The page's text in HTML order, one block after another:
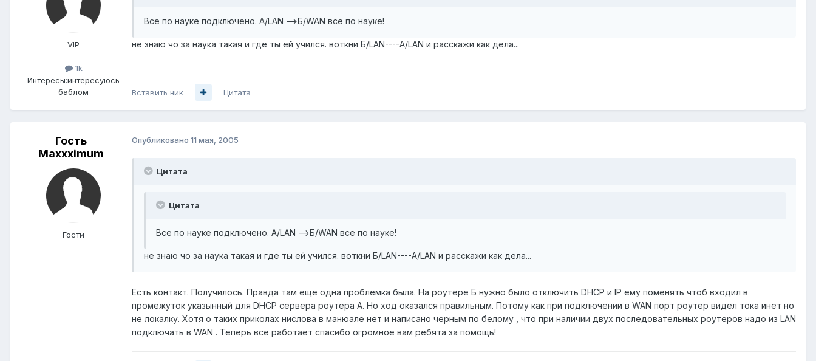
VIP
1k
Интересы:интересуюсь
баблом
Все по науке подключено. А/LAN -->Б/WAN все по науке!
не знаю чо за наука такая и где ты ей учился. воткни Б/LAN----А/LAN и расскажи как дела...
Вставить ник Цитата
Гость
Maxxximum
Гости
Опубликовано 11 мая, 2005
Цитата
Цитата
Все по науке подключено. А/LAN -->Б/WAN все по науке!
не знаю чо за наука такая и где ты ей учился. воткни Б/LAN----А/LAN и расскажи как дела...
Есть контакт. Получилось. Правда там еще одна проблемка была. На роутере Б нужно было отключить DHCP и IP ему поменять чтоб входил в
промежуток указынный для DHCP сервера роутера А. Но ход оказался правильным. Потому как при подключении в WAN порт роутер видел тока инет но
не локалку. Хотя о таких приколах нислова в манюале нет и написано черным по белому , что при наличии двух последовательных роутеров надо из LAN
подключать в WAN . Теперь все работает спасибо огромное вам ребята за помощь!